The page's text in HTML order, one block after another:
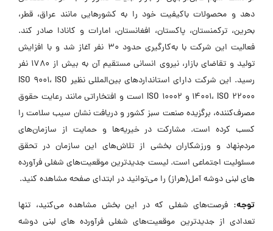
دهد و محصولات باکیفیت خود را به کشورهایی مانند عراق، قطر،
بحرین، ترکمنستان، پاکستان، افغانستان، امارات و کانادا صادر کند.
فعالیت این شرکت با به‌کارگیری حدود ۳۰ نفر آغاز شد و با افزایش
تولید و تقاضای بازار، نیروی انسانی مستقیم آن به بیش از ۱۷۸۰ نفر
رسید. این شرکت دارای استانداردهای بین‌المللی نظیر ISO 9001، ISO
14001، ISO 22000 و ISO 10002 است و افتخاراتی مانند رعایت حقوق
مصرف‌کننده، برگزیده صنعت سبز کشور و دریافت نشان سیب سلامت را
کسب کرده است. مشارکت در خیریه‌ها و حمایت از سازمان‌های
مردم‌نهاد و ورزشکاران بخشی از تلاش‌های این سازمان در تحقق
مسئولیت اجتماعی است. لیست جدیدترین موقعیت‌های شغلی فرآورده
های لبنی دوشه آمل(هراز) را می‌توانید در ابتدای صفحه مشاهده کنید.
توجه: فرصت‌های شغلی که در این بخش مشاهده می‌کنید، تنها
تعدادی از جدیدترین موقعیت‌های شغلی فرآورده های لبنی دوشه